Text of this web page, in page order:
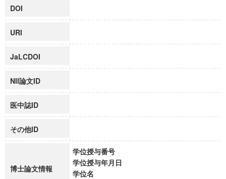
DOI
URI
JaLCDOI
NII論文ID
医中誌ID
その他ID
博士論文情報
学位授与番号
学位授与年月日
学位名